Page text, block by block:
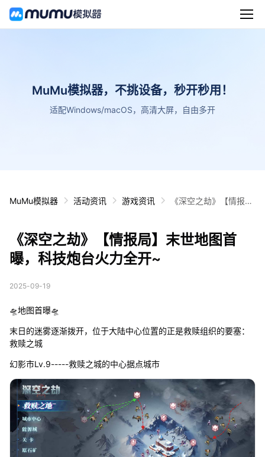
MuMu模拟器，不挑设备，秒开秒用！
适配Windows/macOS，高清大屏，自由多开
MuMu模拟器 活动资讯 游戏资讯
《深空之劫》【情报
《深空之劫》【情报局】末世地图首
曝，科技炮台火力全开~
2025-09-19
🛸地图首曝🛸
末日的迷雾逐渐拨开，位于大陆中心位置的正是救赎组织的要塞：
救赎之城
幻影市Lv.9-----救赎之城的中心据点城市